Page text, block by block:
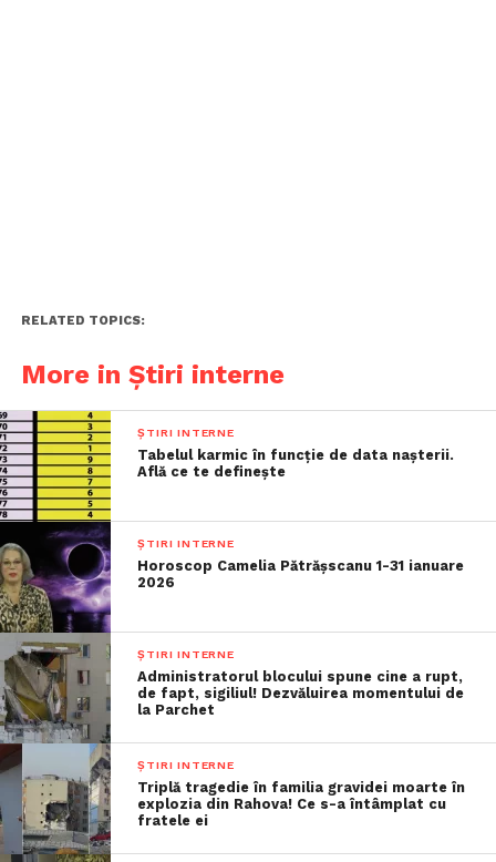
RELATED TOPICS:
More in Știri interne
ȘTIRI INTERNE
Tabelul karmic în funcție de data nașterii.
Află ce te definește
ȘTIRI INTERNE
Horoscop Camelia Pătrășscanu 1-31 ianuare
2026
ȘTIRI INTERNE
Administratorul blocului spune cine a rupt,
de fapt, sigiliul! Dezvăluirea momentului de
la Parchet
ȘTIRI INTERNE
Triplă tragedie în familia gravidei moarte în
explozia din Rahova! Ce s-a întâmplat cu
fratele ei